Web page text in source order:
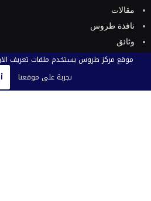
مقالات
نافذة طروس
وثائق
وثائق إسلامية
وثائق عربية
موقع مركز طروس يستخدم ملفات تعريف
تجربة على موقعنا